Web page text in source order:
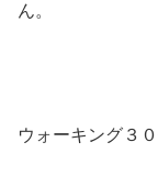
ん。
ウォーキング３